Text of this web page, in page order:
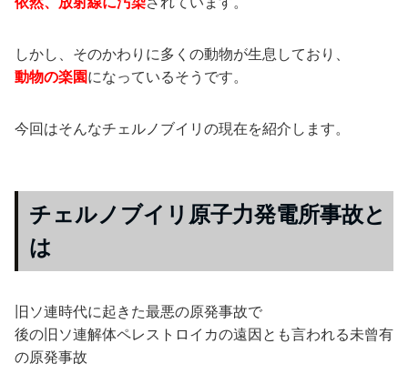
しかし、そのかわりに多くの動物が生息しており、
動物の楽園になっているそうです。
今回はそんなチェルノブイリの現在を紹介します。
チェルノブイリ原子力発電所事故と
は
旧ソ連時代に起きた最悪の原発事故で
後の旧ソ連解体ペレストロイカの遠因とも言われる未曾有
の原発事故